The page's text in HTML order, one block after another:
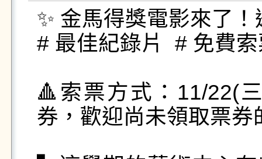
✨ 金馬得獎電影來了
# 最佳紀錄片  # 免費
🔺索票方式：11/22(
券，歡迎尚未領取票